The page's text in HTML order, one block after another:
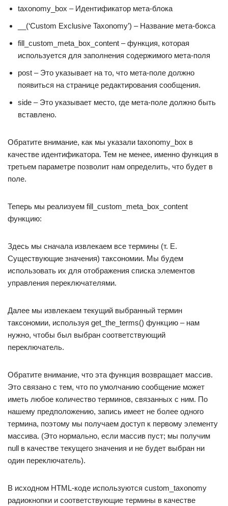
taxonomy_box – Идентификатор мета-блока
__(‘Custom Exclusive Taxonomy’) – Название мета-бокса
fill_custom_meta_box_content – функция, которая
используется для заполнения содержимого мета-поля
post – Это указывает на то, что мета-поле должно
появиться на странице редактирования сообщения.
side – Это указывает место, где мета-поле должно быть
вставлено.
Обратите внимание, как мы указали taxonomy_box в
качестве идентификатора. Тем не менее, именно функция в
третьем параметре позволит нам определить, что будет в
поле.
Теперь мы реализуем fill_custom_meta_box_content
функцию:
Здесь мы сначала извлекаем все термины (т. Е.
Существующие значения) таксономии. Мы будем
использовать их для отображения списка элементов
управления переключателями.
Далее мы извлекаем текущий выбранный термин
таксономии, используя get_the_terms() функцию – нам
нужно, чтобы был выбран соответствующий
переключатель.
Обратите внимание, что эта функция возвращает массив.
Это связано с тем, что по умолчанию сообщение может
иметь любое количество терминов, связанных с ним. По
нашему предположению, запись имеет не более одного
термина, поэтому мы получаем доступ к первому элементу
массива. (Это нормально, если массив пуст; мы получим
null в качестве текущего значения и не будет выбран ни
один переключатель).
В исходном HTML-коде используются custom_taxonomy
радиокнопки и соответствующие термины в качестве